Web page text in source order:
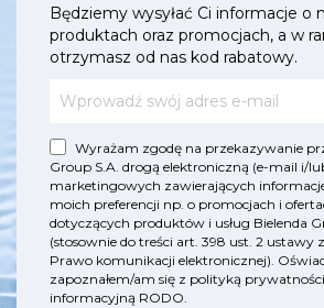
Będziemy wysyłać Ci informacje o
produktach oraz promocjach, a w
otrzymasz od nas kod rabatowy.
Wyrażam zgodę na przekazywanie
Group S.A. drogą elektroniczną (e-mail i/
marketingowych zawierających
moich preferencji np. o promocjach i
dotyczących produktów i usług Bielenda
(stosownie do treści art. 398 ust. 2 ustawy
Prawo komunikacji elektronicznej).
zapoznałem/am się z polityką prywatności
informacyjną RODO.